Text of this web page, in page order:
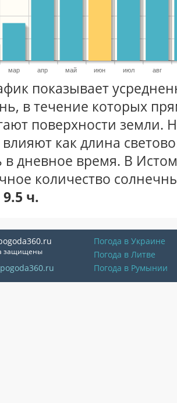
мар апр май июн июл авг
показывает
в течение которых
поверхности земли.
влияют как длина
в дневное время. В
количество
9.5 ч.
защищены
Погода в Украине
Погода в Литве
Погода в Румынии